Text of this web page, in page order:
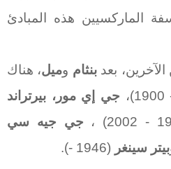
الماركسيين هذه المبادئ
الآخرين، بعدبنثام وميل، هناك
جي إي مور، بيرتراند
جي جيه سي
بيتر سينغر (1946 -).